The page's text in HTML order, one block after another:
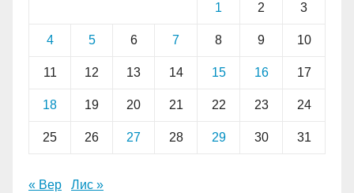
1 2 3
4 5 6 7 8 9 10
11 12 13 14 15 16 17
18 19 20 21 22 23 24
25 26 27 28 29 30 31
« Вер Лис »